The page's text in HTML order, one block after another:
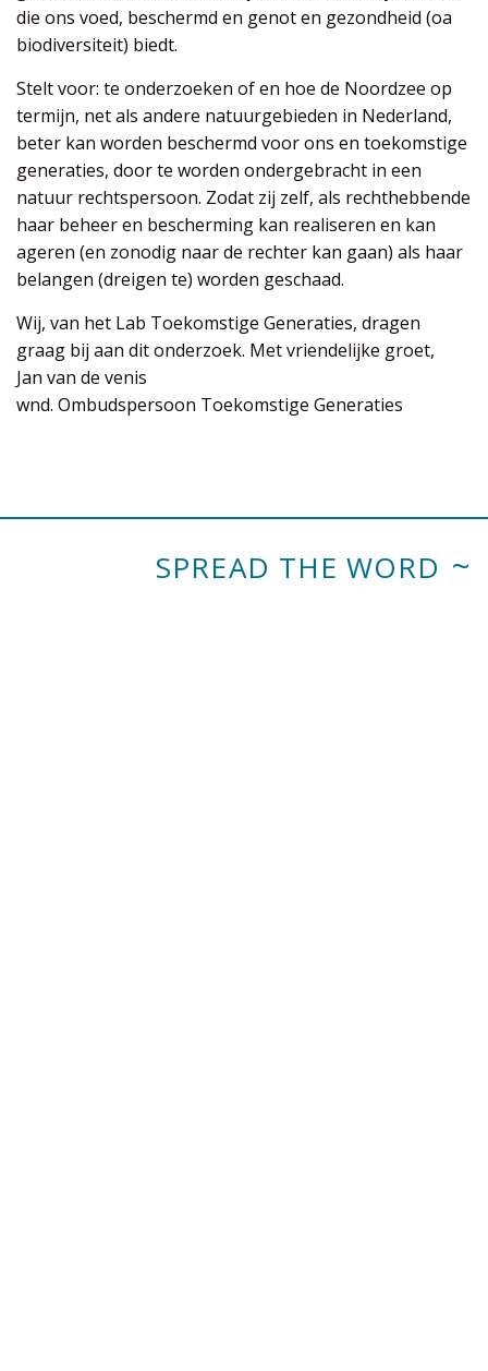
die ons voed, beschermd en genot en gezondheid (oa
biodiversiteit) biedt.
Stelt voor: te onderzoeken of en hoe de Noordzee op
termijn, net als andere natuurgebieden in Nederland,
beter kan worden beschermd voor ons en toekomstige
generaties, door te worden ondergebracht in een
natuur rechtspersoon. Zodat zij zelf, als rechthebbende
haar beheer en bescherming kan realiseren en kan
ageren (en zonodig naar de rechter kan gaan) als haar
belangen (dreigen te) worden geschaad.
Wij, van het Lab Toekomstige Generaties, dragen
graag bij aan dit onderzoek. Met vriendelijke groet,
Jan van de venis
wnd. Ombudspersoon Toekomstige Generaties
SPREAD THE WORD